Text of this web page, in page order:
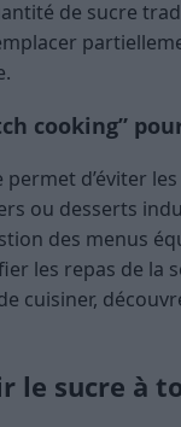
de sucre
cooking”
permet d’éviter
ou desserts
des menus
les repas de la
cuisiner,
le sucre à